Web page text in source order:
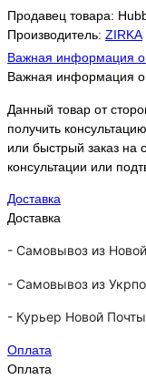
Продавец товара:
Производитель: ZIRKA
Важная информация о
Важная информация о
Данный товар от
получить
или быстрый заказ на
консультации или
Доставка
Доставка
- Самовывоз из
- Самовывоз из
- Курьер Новой Почты
Оплата
Оплата